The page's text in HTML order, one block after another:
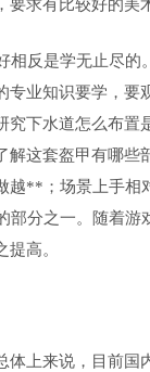
求有比较好的美
反是学无止尽的
专业知识要学，
究下水道怎么布
解这套盔甲有哪
越**；场景上手
分之一。随着
高。
体上来说，目前